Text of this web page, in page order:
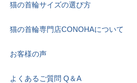
猫の首輪サイズの選び方
猫の首輪専門店CONOHAについて
お客様の声
よくあるご質問 Q＆A